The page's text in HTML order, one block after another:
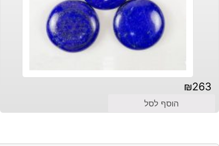
₪263
הוסף לסל